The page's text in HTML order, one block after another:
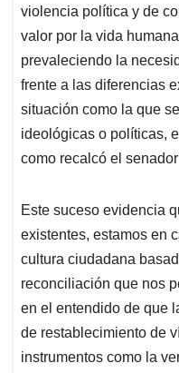
violencia política y de
valor por la vida
prevaleciendo la
frente a las diferencias
situación como la que
ideológicas o políticas,
como recalcó el
Este suceso evidencia
existentes, estamos en
cultura ciudadana
reconciliación que nos
en el entendido de que
de restablecimiento de
instrumentos como la